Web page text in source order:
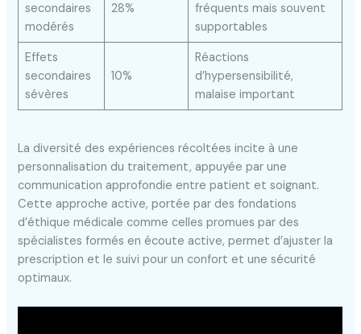
secondaires
modérés
28%
fréquents mais souvent
supportables
Effets
secondaires
sévères
10%
Réactions
d’hypersensibilité,
malaise important
La diversité des expériences récoltées incite à une
personnalisation du traitement, appuyée par une
communication approfondie entre patient et soignant.
Cette approche active, portée par des fondations
d’éthique médicale comme celles promues par des
spécialistes formés en écoute active, permet d’ajuster la
prescription et le suivi pour un confort et une sécurité
optimaux.